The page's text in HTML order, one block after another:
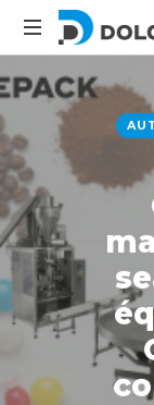
Packaging
Machinery